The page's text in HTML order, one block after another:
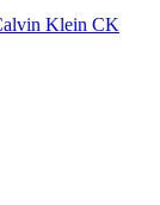
Klein CK